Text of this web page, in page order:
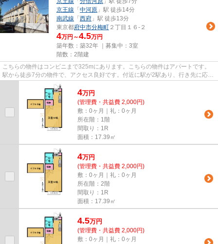
京王線 「 中河原 」駅 徒歩14分
南武線 「 西府 」駅 徒歩13分
東京都府中市分梅町 ２丁目１６-２
4万円～4.5万円
築年数：築32年 ｜募集中： 3室
階数：2階建
こちらの物件はコンビニまで325mにあります。こちらの物件はアパートです。
駅から徒歩7分の物件で、アクセス良好です。付近に駅が2駅あり、行き先に応じ
て使い分けができます。こちら...
4万円
(管理費・共益費 2,000円)
敷：0ヶ月｜礼：0ヶ月
所在階：1階
間取り：1R
面積：17.39㎡
4万円
(管理費・共益費 2,000円)
敷：0ヶ月｜礼：0ヶ月
所在階：2階
間取り：1R
面積：17.39㎡
4.5万円
(管理費・共益費 2,000円)
敷：0ヶ月｜礼：0ヶ月